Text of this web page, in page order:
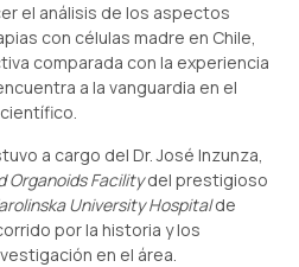
el análisis de los aspectos
con células madre en Chile,
comparada con la experiencia
a la vanguardia en el
a cargo del Dr. José Inzunza,
Organoids Facilitydel prestigioso
University Hospitalde
por la historia y los
en el área.